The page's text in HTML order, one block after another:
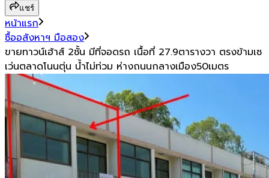
แชร์
หน้าแรก
ซื้ออสังหาฯ มือสอง
ขายทาวน์เฮ้าส์ 2ชั้น มีที่จอดรถ เนื้อที่ 27.9ตารางวา ตรงข้ามเซ
เว่นตลาดโนนตุ่น น้ำไม่ท่วม ห่างถนนกลางเมือง50เมตร